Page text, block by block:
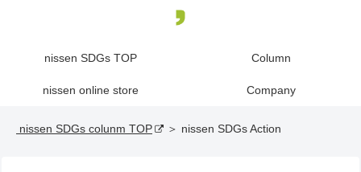
nissen SDGs TOP Column
nissen online store Company
nissen SDGs colunm TOP ＞ nissen SDGs Action